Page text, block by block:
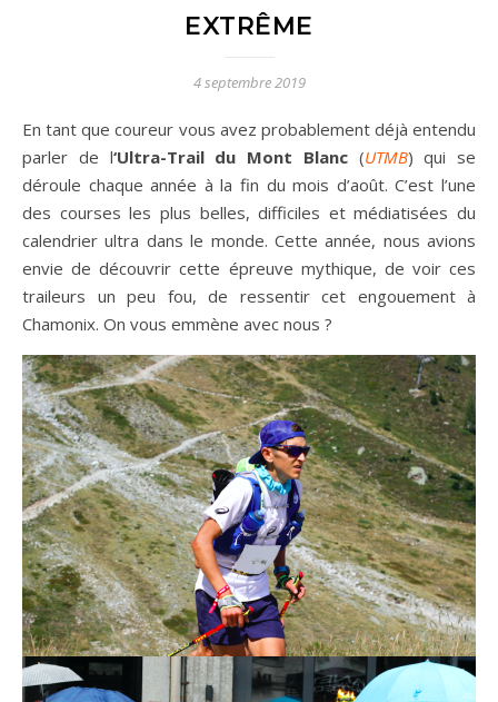
EXTRÊME
4 septembre 2019
En tant que coureur vous avez probablement déjà entendu
parler de l‘Ultra-Trail du Mont Blanc(UTMB) qui se
déroule chaque année à la fin du mois d’août. C’est l’une
des courses les plus belles, difficiles et médiatisées du
calendrier ultra dans le monde. Cette année, nous avions
envie de découvrir cette épreuve mythique, de voir ces
traileurs un peu fou, de ressentir cet engouement à
Chamonix. On vous emmène avec nous ?